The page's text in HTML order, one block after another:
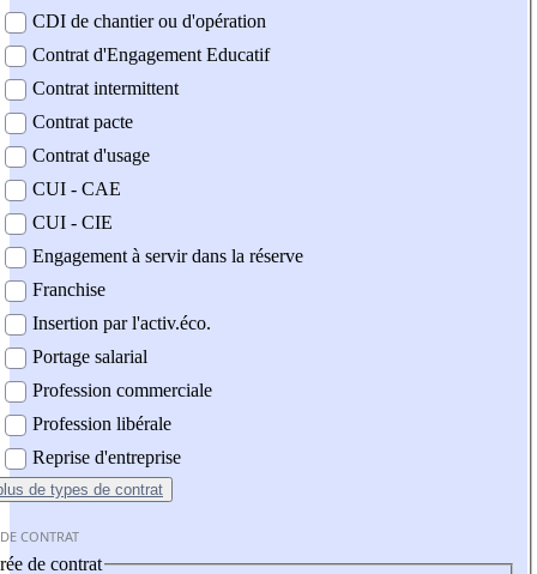
CDI de chantier ou d'opération
Contrat d'Engagement Educatif
Contrat intermittent
Contrat pacte
Contrat d'usage
CUI - CAE
CUI - CIE
Engagement à servir dans la réserve
Franchise
Insertion par l'activ.éco.
Portage salarial
Profession commerciale
Profession libérale
Reprise d'entreprise
de types de contrat
CONTRAT
de contrat